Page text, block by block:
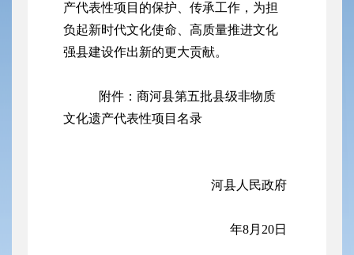
产代表性项目的保护、传承工作，为担
负起新时代文化使命、高质量推进文化
强县建设作出新的更大贡献。
附件：商河县第五批县级非物质
文化遗产代表性项目名录
河县人民政府
年8月20日